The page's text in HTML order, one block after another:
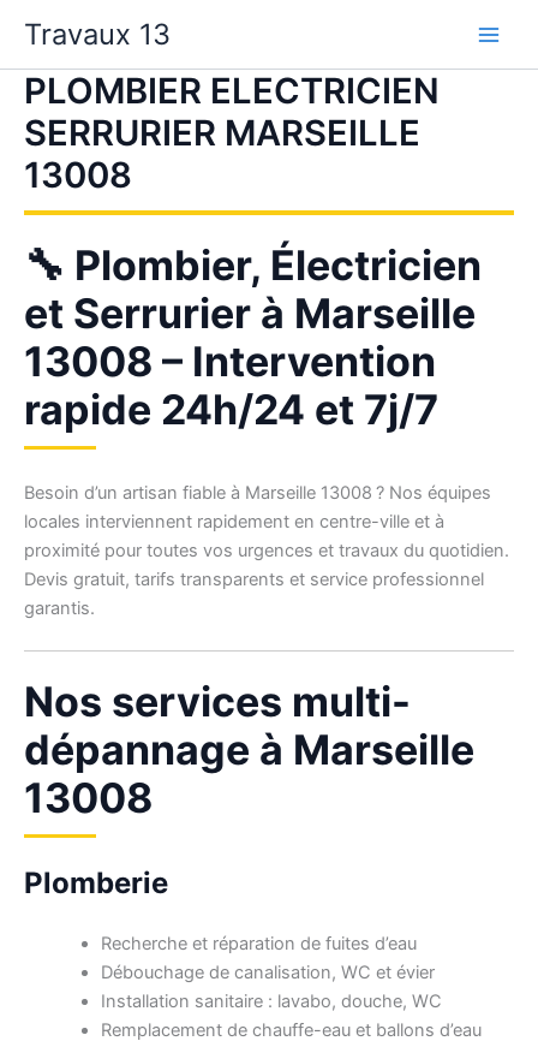
contenu
Travaux 13
PLOMBIER ELECTRICIEN
SERRURIER MARSEILLE
13008
🔧 Plombier, Électricien
et Serrurier à Marseille
13008 – Intervention
rapide 24h/24 et 7j/7
Besoin d’un artisan fiable à Marseille 13008 ? Nos équipes
locales interviennent rapidement en centre-ville et à
proximité pour toutes vos urgences et travaux du quotidien.
Devis gratuit, tarifs transparents et service professionnel
garantis.
Nos services multi-
dépannage à Marseille
13008
Plomberie
Recherche et réparation de fuites d’eau
Débouchage de canalisation, WC et évier
Installation sanitaire : lavabo, douche, WC
Remplacement de chauffe-eau et ballons d’eau